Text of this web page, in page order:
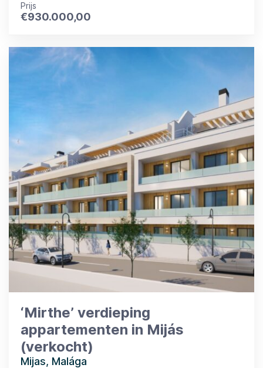
Prijs
€930.000,00
‘Mirthe’ verdieping
appartementen in Mijás
(verkocht)
Mijas, Malága